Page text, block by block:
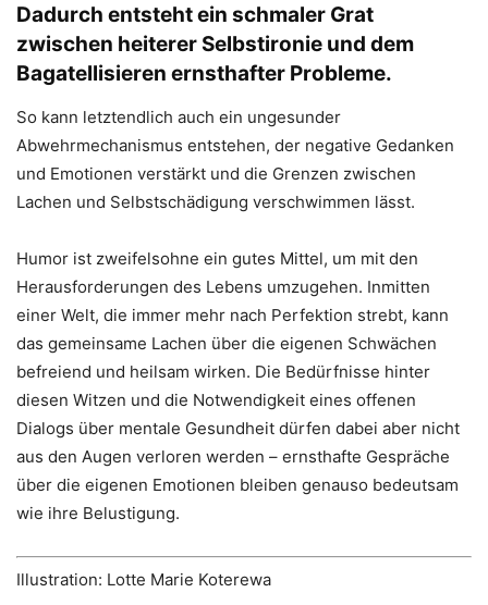
Dadurch entsteht ein schmaler Grat
zwischen heiterer Selbstironie und dem
Bagatellisieren ernsthafter Probleme.
So kann letztendlich auch ein ungesunder
Abwehrmechanismus entstehen, der negative Gedanken
und Emotionen verstärkt und die Grenzen zwischen
Lachen und Selbstschädigung verschwimmen lässt.
Humor ist zweifelsohne ein gutes Mittel, um mit den
Herausforderungen des Lebens umzugehen. Inmitten
einer Welt, die immer mehr nach Perfektion strebt, kann
das gemeinsame Lachen über die eigenen Schwächen
befreiend und heilsam wirken. Die Bedürfnisse hinter
diesen Witzen und die Notwendigkeit eines offenen
Dialogs über mentale Gesundheit dürfen dabei aber nicht
aus den Augen verloren werden – ernsthafte Gespräche
über die eigenen Emotionen bleiben genauso bedeutsam
wie ihre Belustigung.
Illustration: Lotte Marie Koterewa